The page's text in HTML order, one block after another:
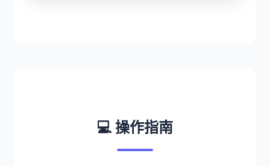
💻 操作指南